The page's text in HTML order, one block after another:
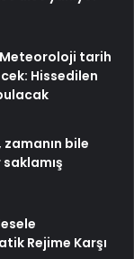
Meteoroloji tarih
Hissedilen
zamanın bile
Rejime Karşı